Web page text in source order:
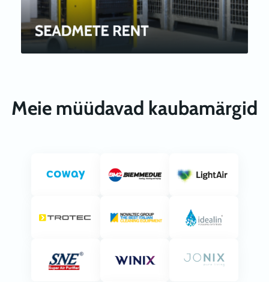
Meie müüdavad kaubamärgid